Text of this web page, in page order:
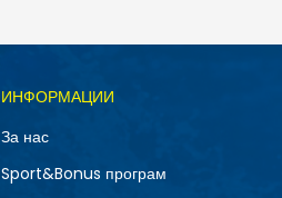
ИНФОРМАЦИИ
За нас
Sport&Bonus програм